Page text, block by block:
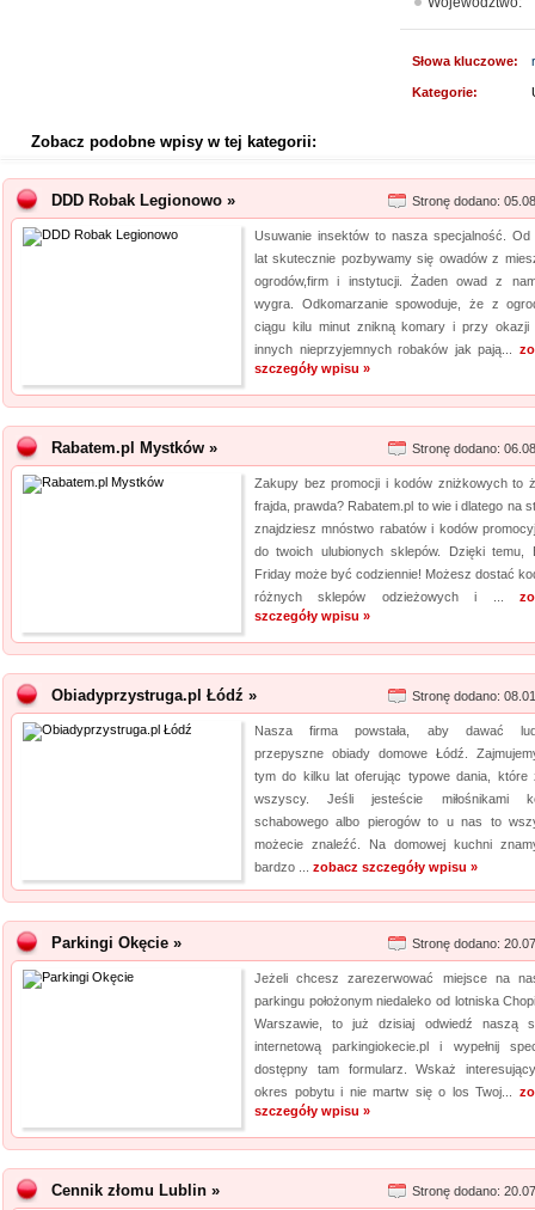
Słowa kluczowe:
Kategorie:
Zobacz podobne wpisy w tej kategorii:
DDD Robak Legionowo » Stronę dodano:
Usuwanie insektów to nasza specjalność. Od
lat skutecznie pozbywamy się owadów z
ogrodów,firm i instytucji. Żaden owad z
wygra. Odkomarzanie spowoduje, że z
ciągu kilu minut znikną komary i przy okazji
innych nieprzyjemnych robaków jak pają...
szczegóły wpisu »
Rabatem.pl Mystków » Stronę dodano:
Zakupy bez promocji i kodów zniżkowych to
frajda, prawda? Rabatem.pl to wie i dlatego na
znajdziesz mnóstwo rabatów i kodów
do twoich ulubionych sklepów. Dzięki temu,
Friday może być codziennie! Możesz dostać
różnych sklepów odzieżowych i ...
szczegóły wpisu »
Obiadyprzystruga.pl Łódź » Stronę dodano:
Nasza firma powstała, aby dawać
przepyszne obiady domowe Łódź.
tym do kilku lat oferując typowe dania, które
wszyscy. Jeśli jesteście miłośnikami
schabowego albo pierogów to u nas to
możecie znaleźć. Na domowej kuchni
bardzo ... zobacz szczegóły wpisu »
Parkingi Okęcie » Stronę dodano:
Jeżeli chcesz zarezerwować miejsce na
parkingu położonym niedaleko od lotniska
Warszawie, to już dzisiaj odwiedź naszą
internetową parkingiokecie.pl i wypełnij
dostępny tam formularz. Wskaż
okres pobytu i nie martw się o los Twoj...
szczegóły wpisu »
Cennik złomu Lublin » Stronę dodano: